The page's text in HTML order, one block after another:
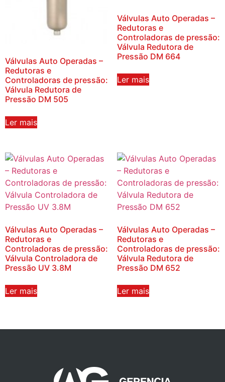
Válvulas Auto Operadas –
Redutoras e
Controladoras de pressão:
Válvula Redutora de
Pressão DM 505
Ler mais
Válvulas Auto Operadas –
Redutoras e
Controladoras de pressão:
Válvula Redutora de
Pressão DM 664
Ler mais
Válvulas Auto Operadas –
Redutoras e
Controladoras de pressão:
Válvula Controladora de
Pressão UV 3.8M
Ler mais
Válvulas Auto Operadas –
Redutoras e
Controladoras de pressão:
Válvula Redutora de
Pressão DM 652
Ler mais